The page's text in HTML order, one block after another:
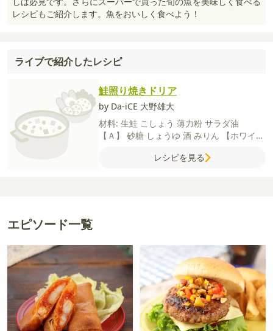
レシピもご紹介します。魚をおいしく食べよう！
ライブで紹介したレシピ
鮭照り焼きドリア
by Da-iCE 大野雄大
材料: 生鮭 こしょう 薄力粉 サラダ油
【Ａ】 砂糖 しょうゆ 酒 みりん
【ホワイト
コンソメ（顆粒）【バターライス】
レシピを見る
エピソード一覧